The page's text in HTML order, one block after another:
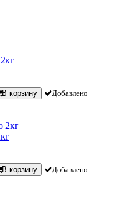
В корзину Добавлено
В корзину Добавлено